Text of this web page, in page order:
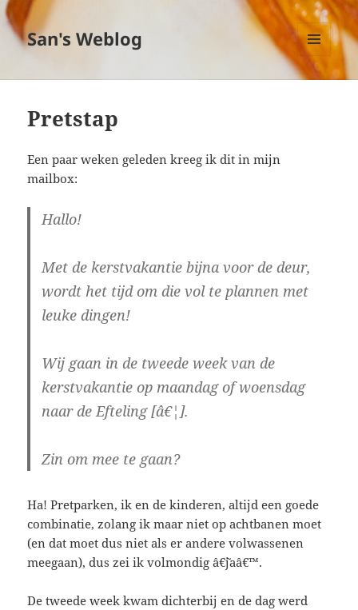
San's Weblog
MENU
EN
Pretstap
Een paar weken geleden kreeg ik dit in mijn
mailbox:
Hallo!
Met de kerstvakantie bijna voor de deur,
wordt het tijd om die vol te plannen met
leuke dingen!
Wij gaan in de tweede week van de
kerstvakantie op maandag of woensdag
naar de Efteling [â€¦].
Zin om mee te gaan?
Ha! Pretparken, ik en de kinderen, altijd een goede
combinatie, zolang ik maar niet op achtbanen moet
(en dat moet dus niet als er andere volwassenen
meegaan), dus zei ik volmondig â€˜jaâ€™.
De tweede week kwam dichterbij en de dag werd